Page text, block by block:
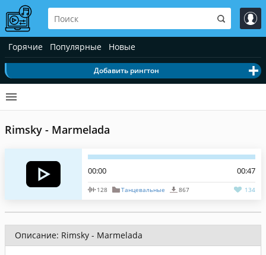
Горячие Популярные Новые
Добавить рингтон
Rimsky - Marmelada
00:00 00:47
128 Танцевальные 867 134
Описание: Rimsky - Marmelada